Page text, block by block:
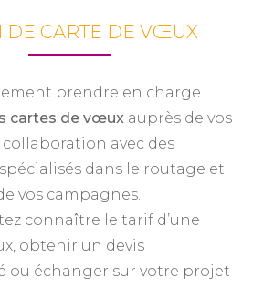
DE CARTE DE VŒUX
prendre en charge
cartes de vœux auprès de vos
avec des
dans le routage et
vos campagnes.
connaître le tarif d’une
obtenir un devis
ou échanger sur votre projet